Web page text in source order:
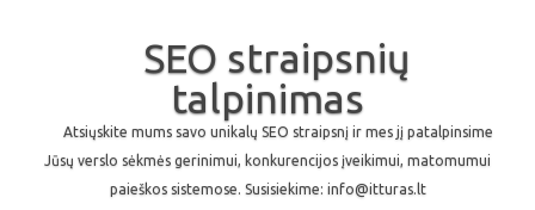
SEO straipsnių
talpinimas
Atsiųskite mums savo unikalų SEO straipsnį ir mes jį patalpinsime
Jūsų verslo sėkmės gerinimui, konkurencijos įveikimui, matomumui
paieškos sistemose. Susisiekime: info@itturas.lt